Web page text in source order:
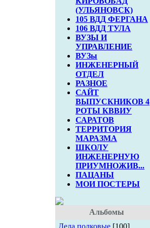
(УЛЬЯНОВСК)
105 ВДД ФЕРГАНА
106 ВДД ТУЛА
ВУЗЫ И
УПРАВЛЕНИЕ
ВУЗы
ИНЖЕНЕРНЫЙ
ОТДЕЛ
РАЗНОЕ
САЙТ
ВЫПУСКНИКОВ 4
РОТЫ КВВИУ
САРАТОВ
ТЕРРИТОРИЯ
МАРАЗМА
ШКОЛУ
ИНЖЕНЕРНУЮ
ПРИУМНОЖИВ...
ПАЦАНЫ
МОИ ПОСТЕРЫ
Альбомы
Дела полковые [100]